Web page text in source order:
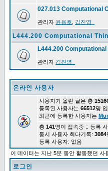
027.013 Computational
관리자 윤용호 김진영_
L444.200 Computational
L444.200
관리자 김진영_
온라인 사용자
사용자가 올린 글은 총
등록된 사용자는 66512명
최근에 등록한 사용자는
총 141명이 접속중 :: 등록
동시 사용자 최다기록: 3084
등록 사용자: 없음
이 데이터는 지난 5분 동안 활동했던 사
로그인